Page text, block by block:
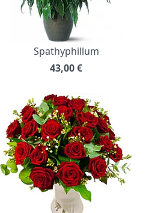
Spathyphillum
43,00€